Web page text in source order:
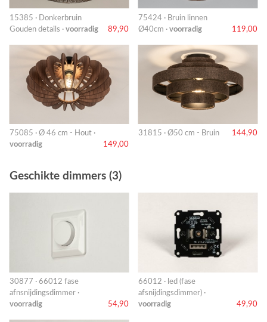
15385 · Donkerbruin
Gouden details · voorradig 89,90
75424 · Bruin linnen
Ø40cm · voorradig 119,00
75085 · Ø 46 cm - Hout ·
voorradig
149,00
31815 · Ø50 cm - Bruin 144,90
Geschikte dimmers (3)
30877 · 66012 fase
afnsnijdingsdimmer ·
voorradig
54,90
66012 · led (fase
afsnijdingsdimmer) ·
voorradig
49,90